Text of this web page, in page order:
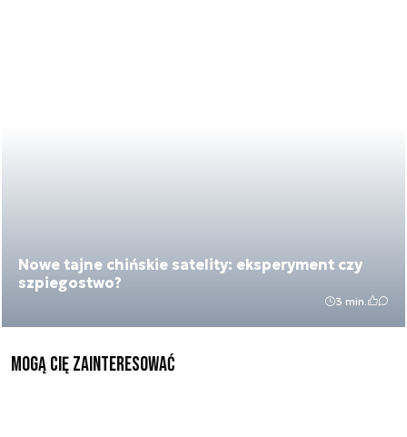
Nowe tajne chińskie satelity: eksperyment czy
szpiegostwo?
3 min.
Mogą Cię zainteresować